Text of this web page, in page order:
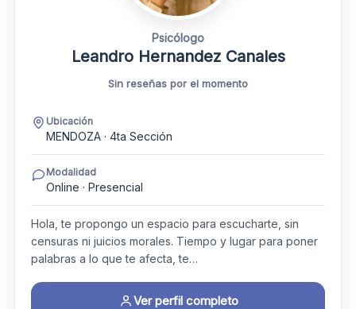
Psicólogo
Leandro Hernandez Canales
Sin reseñas por el momento
Ubicación
MENDOZA · 4ta Sección
Modalidad
Online · Presencial
Hola, te propongo un espacio para escucharte, sin
censuras ni juicios morales. Tiempo y lugar para poner
palabras a lo que te afecta, te…
Ver perfil completo